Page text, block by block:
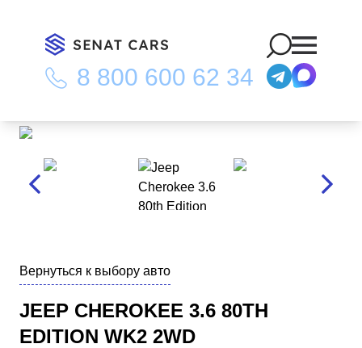
8 800 600 62 34
Главная Каталог/Jeep Cherokee 3.6 80th Edition WK2 2WD
Вернуться к выбору авто
JEEP CHEROKEE 3.6 80TH
EDITION WK2 2WD